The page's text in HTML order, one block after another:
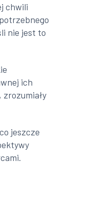
chwili
nie jest to
ich
jeszcze